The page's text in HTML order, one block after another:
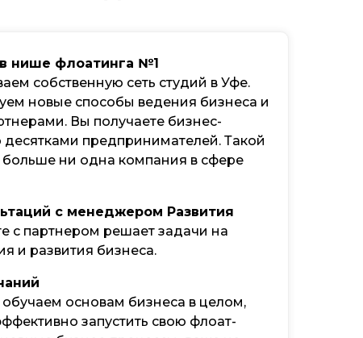
нише флоатинга №1
собственную сеть студий в Уфе.
новые способы ведения бизнеса и
Вы получаете бизнес-
предпринимателей. Такой
ни одна компания в сфере
с менеджером Развития
с партнером решает задачи на
и развития бизнеса.
основам бизнеса в целом,
запустить свою флоат-